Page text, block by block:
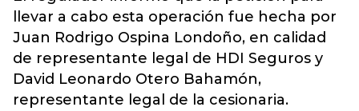
llevar a cabo esta operación fue hecha por
Juan Rodrigo Ospina Londoño, en calidad
de representante legal de HDI Seguros y
David Leonardo Otero Bahamón,
representante legal de la cesionaria.